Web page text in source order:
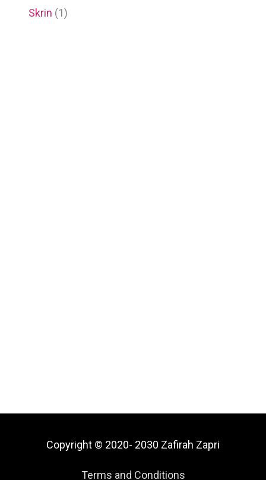
Skrin (1)
Copyright © 2020- 2030 Zafirah Zapri
Terms and Conditions